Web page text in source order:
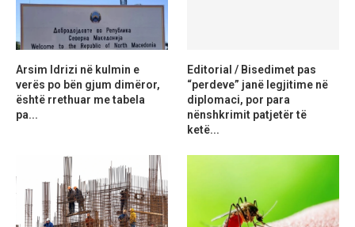
Arsim Idrizi në kulmin e
verës po bën gjum dimëror,
është rrethuar me tabela
pa...
Editorial / Bisedimet pas
“perdeve” janë legjitime në
diplomaci, por para
nënshkrimit patjetër të
ketë...